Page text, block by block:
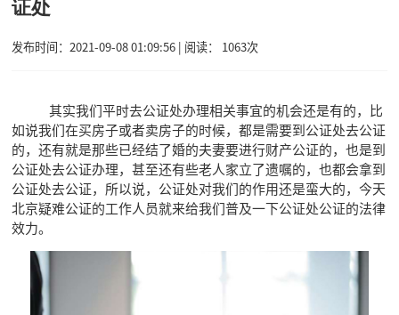
证处
发布时间：2021-09-08 01:09:56 | 阅读： 1063次
其实我们平时去公证处办理相关事宜的机会还是有的，比
如说我们在买房子或者卖房子的时候，都是需要到公证处去公证
的，还有就是那些已经结了婚的夫妻要进行财产公证的，也是到
公证处去公证办理，甚至还有些老人家立了遗嘱的，也都会拿到
公证处去公证，所以说，公证处对我们的作用还是蛮大的，今天
北京疑难公证的工作人员就来给我们普及一下公证处公证的法律
效力。